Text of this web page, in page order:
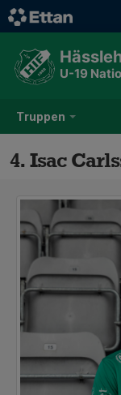
Truppen
U-19
4. Isac